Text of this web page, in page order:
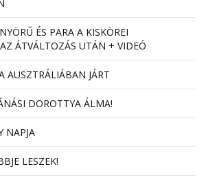
ÉS PARA A KISKÖREI
ÁTVÁLTOZÁS UTÁN + VIDEÓ
AUSZTRÁLIÁBAN JÁRT
DOROTTYA ÁLMA!
NAPJA
LESZEK!